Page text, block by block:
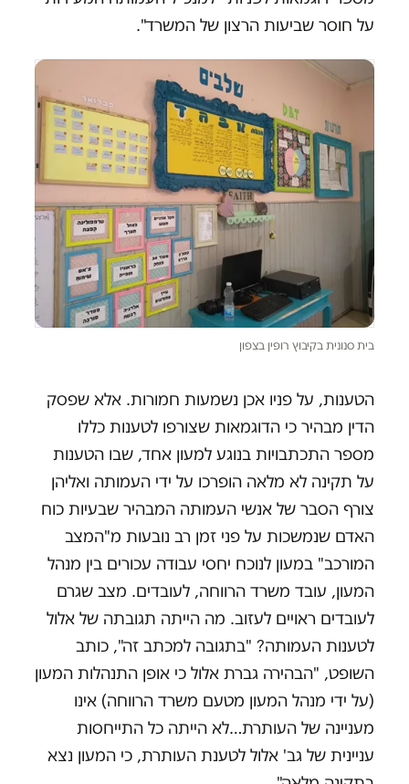
על חוסר שביעות הרצון של המשרד".
בית סנונית בקיבוץ רופין בצפון
הטענות, על פניו אכן נשמעות חמורות. אלא שפסק
הדין מבהיר כי הדוגמאות שצורפו לטענות כללו
מספר התכתבויות בנוגע למעון אחד, שבו הטענות
על תקינה לא מלאה הופרכו על ידי העמותה ואליהן
צורף הסבר של אנשי העמותה המבהיר שבעיות כוח
האדם שנמשכות על פני זמן רב נובעות מ"המצב
המורכב" במעון לנוכח יחסי עבודה עכורים בין מנהל
המעון, עובד משרד הרווחה, לעובדים. מצב שגרם
לעובדים ראויים לעזוב. מה הייתה תגובתה של אלול
לטענות העמותה? "בתגובה למכתב זה", כותב
השופט, "הבהירה גברת אלול כי אופן התנהלות המעון
(על ידי מנהל המעון מטעם משרד הרווחה) אינו
מעניינה של העותרת…לא הייתה כל התייחסות
עניינית של גב' אלול לטענת העותרת, כי המעון נצא